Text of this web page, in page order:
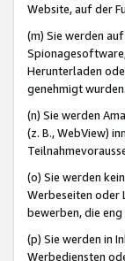
Website, auf der
(m) Sie werden
Herunterladen
genehmigt wurden.
(n) Sie werden
(z. B., WebView)
(o) Sie werden
Werbeseiten oder
bewerben, die
(p) Sie werden in
Werbediensten